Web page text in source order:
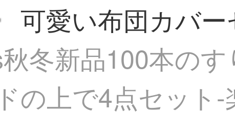
可愛い布団カバー
冬新品100本の
の上で4点セット